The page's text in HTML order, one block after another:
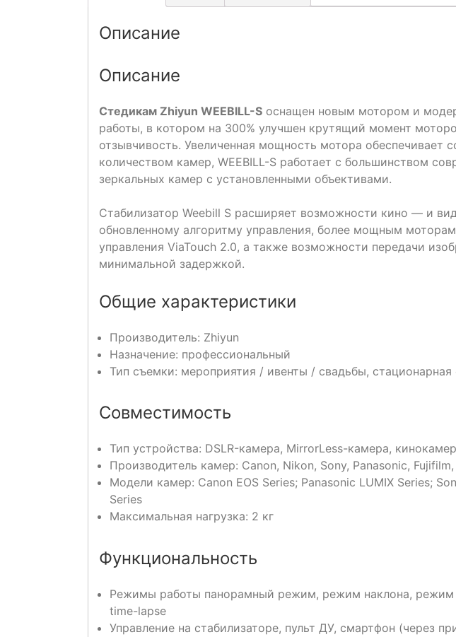
Описание
Описание
Стедикам Zhiyun WEEBILL-S оснащен новым мотором и
работы, в котором на 300% улучшен крутящий момент
отзывчивость. Увеличенная мощность мотора обеспечивает
количеством камер, WEEBILL-S работает с большинством
зеркальных камер с установленными объективами.
Стабилизатор Weebill S расширяет возможности кино — и
обновленному алгоритму управления, более мощным
управления ViaTouch 2.0, а также возможности передачи
минимальной задержкой.
Общие характеристики
Производитель: Zhiyun
Назначение: профессиональный
Тип съемки: мероприятия / ивенты / свадьбы, стационарная
Совместимость
Тип устройства: DSLR-камера, MirrorLess-камера,
Производитель камер: Canon, Nikon, Sony, Panasonic,
Модели камер: Canon EOS Series; Panasonic LUMIX Series;
Series
Максимальная нагрузка: 2 кг
Функциональность
Режимы работы панорамный режим, режим наклона, режим
time-lapse
Управление на стабилизаторе, пульт ДУ, смартфон (через